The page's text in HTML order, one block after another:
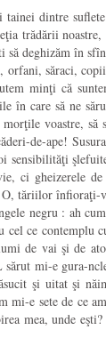
dintre
trădării
să deghizăm în
orfani, săraci,
minţi că
în care să ne
voastre,
de-ape!
sensibilităţi
ci gheizerele
tăriilor
negru : ah
ce contemplu
de vai şi de
mi-e gura-
şi uitat şi
mi-e sete de ce
mea, unde